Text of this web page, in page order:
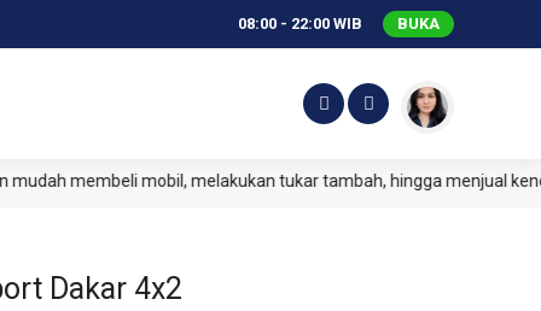
08:00 - 22:00 WIB BUKA
mobil, melakukan tukar tambah, hingga menjual kendaraan